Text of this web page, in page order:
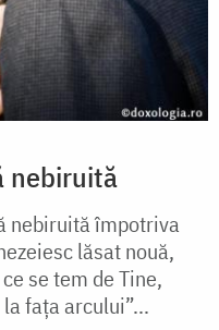
nebiruită
nebiruită împotriva
lăsat nouă,
se tem de Tine,
fața arcului”...